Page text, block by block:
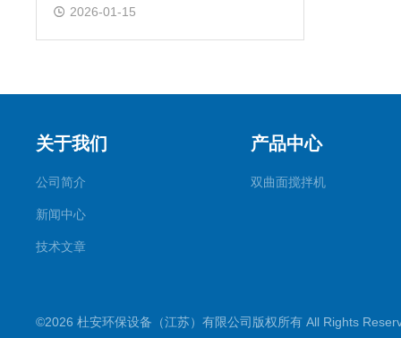
2026-01-15
关于我们
公司简介
新闻中心
技术文章
产品中心
双曲面搅拌机
©2026 杜安环保设备（江苏）有限公司版权所有 All Rights